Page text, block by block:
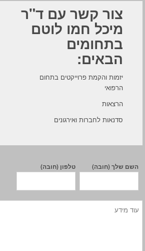
צור קשר עם ד"ר
מיכל חמו לוטם
בתחומים
הבאים:
יזמות והקמת פרוייקטים בתחום
הרפואי
הרצאות
סדנאות לחברות ואירגונים
השם שלך (חובה) טלפון (חובה)